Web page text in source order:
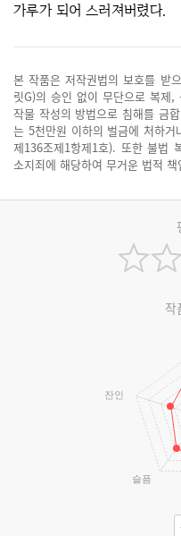
가루가 되어 스러져버렸다.
본 작품은 저작권법의 보호를 받
릿G)의 승인 없이 무단으로 복제
작물 작성의 방법으로 침해를 금
는 5천만원 이하의 벌금에 처하거
제136조제1항제1호). 또한 불법
소지죄에 해당하여 무거운 법적
작
슬픔
잔인